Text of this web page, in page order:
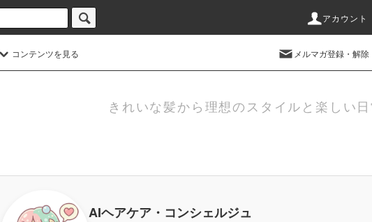
アカウント
コンテンツを見る メルマガ登録・解除
きれいな髪から理想のスタイルと楽しい
AIヘアケア・コンシェルジュ